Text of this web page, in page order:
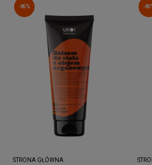
-85%
STRONA GŁÓWNA
-